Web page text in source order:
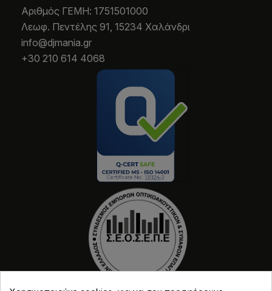
Aριθμός ΓΕΜΗ: 1751501000
Λεωφ. Πεντέλης 91, 15234 Χαλάνδρι
info@djmania.gr
+30 210 614 4068